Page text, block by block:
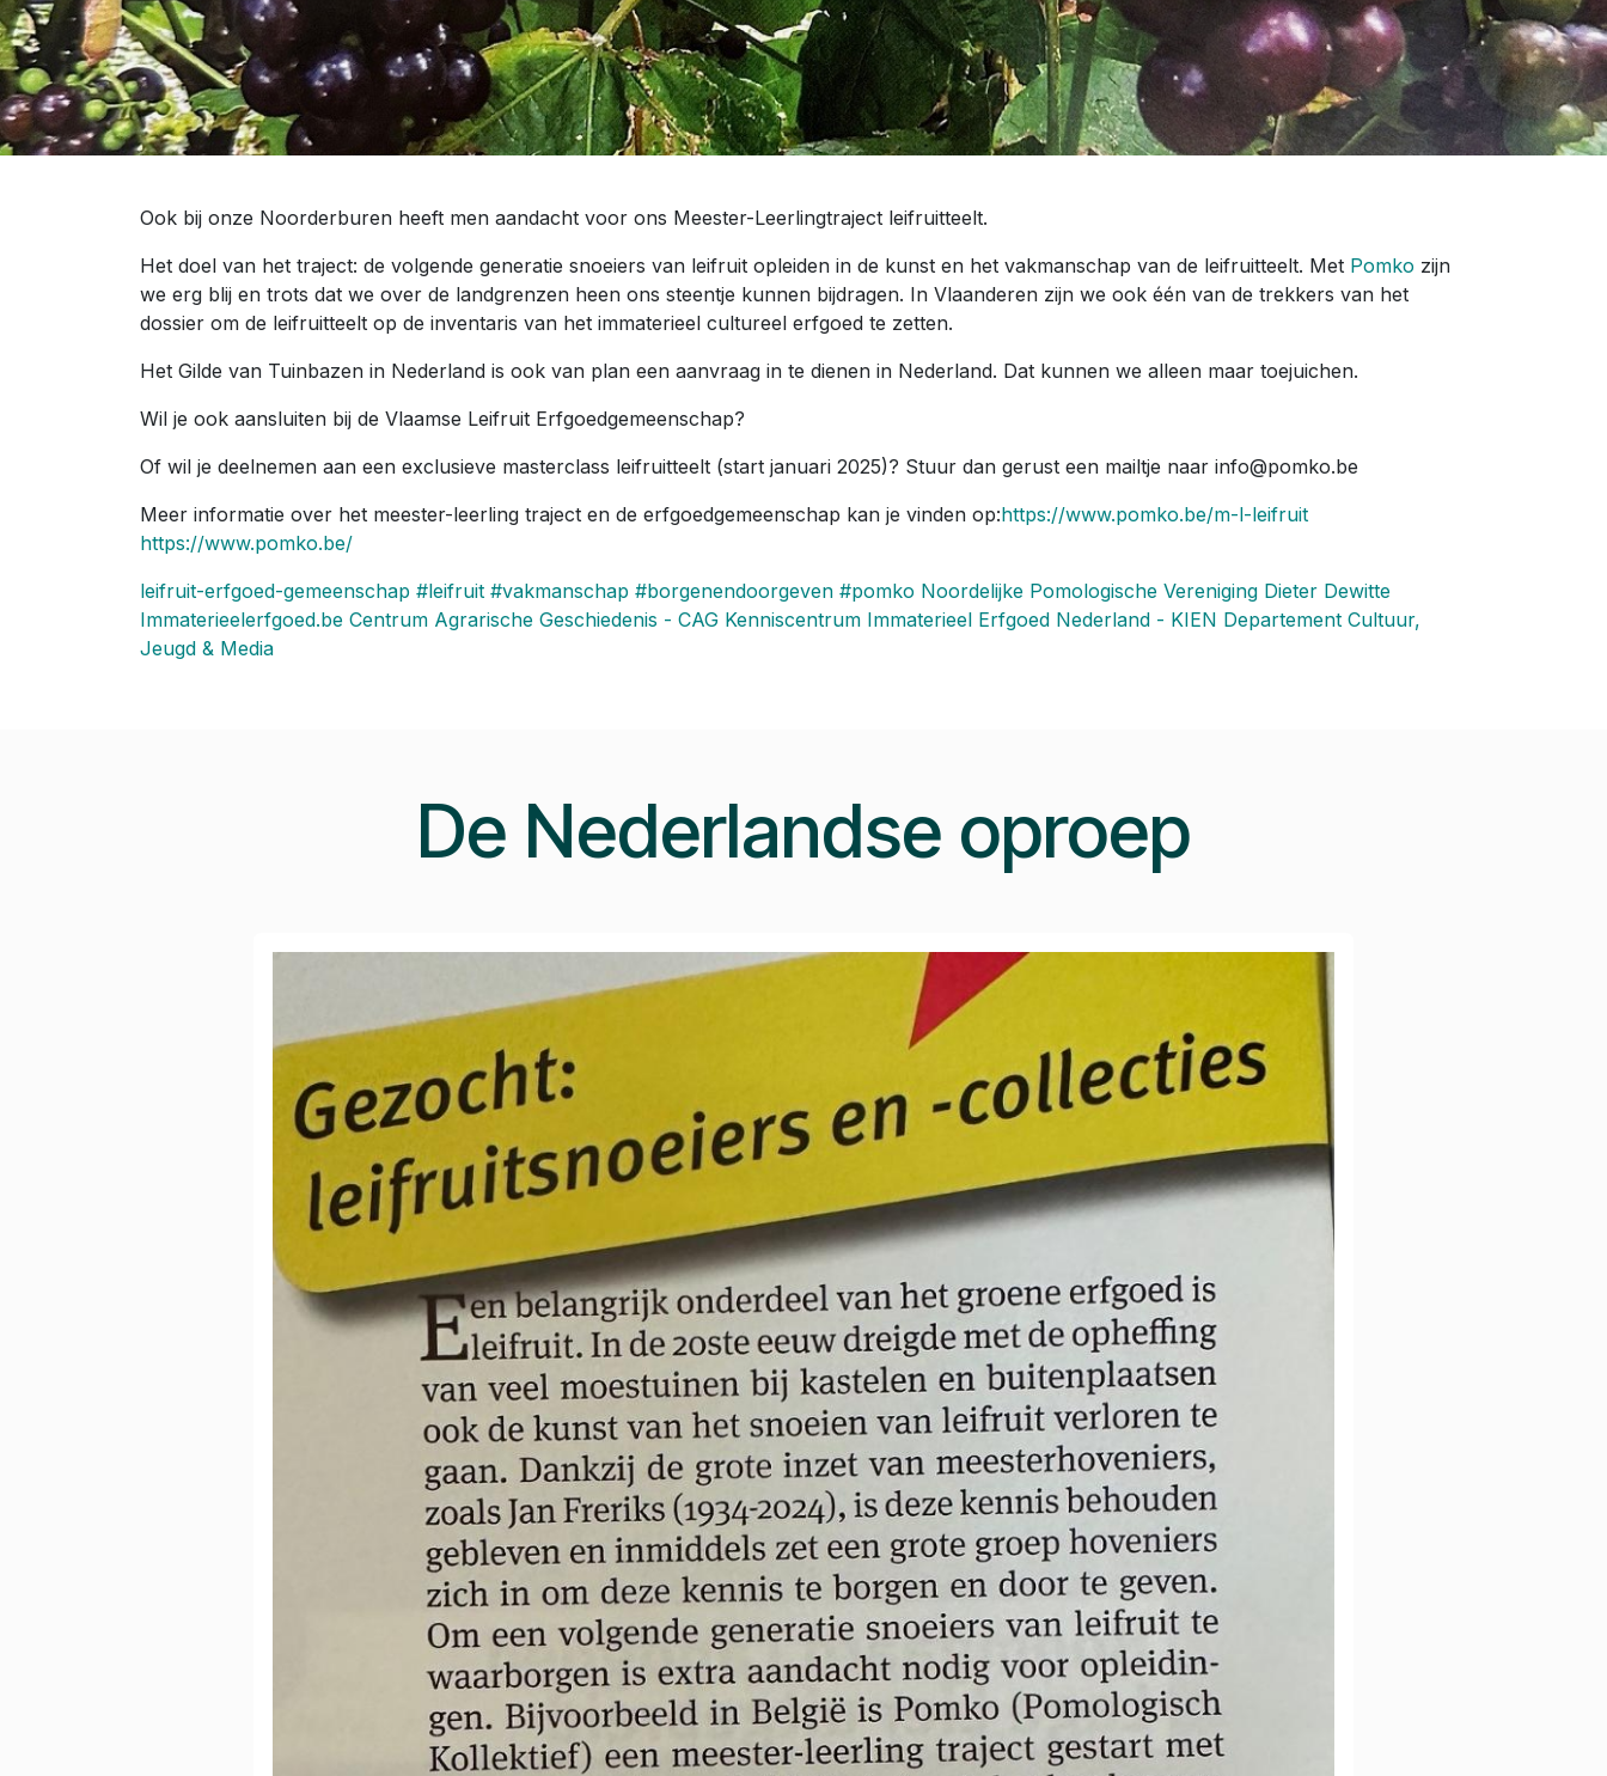
Ook bij onze Noorderburen heeft men aandacht voor ons Meester-Leerlingtraject leifruitteelt.
Het doel van het traject: de volgende generatie snoeiers van leifruit opleiden in de kunst en het vakmanschap van de leifruitteelt. Met Pomko zijn
we erg blij en trots dat we over de landgrenzen heen ons steentje kunnen bijdragen. In Vlaanderen zijn we ook één van de trekkers van het
dossier om de leifruitteelt op de inventaris van het immaterieel cultureel erfgoed te zetten.
Het Gilde van Tuinbazen in Nederland is ook van plan een aanvraag in te dienen in Nederland. Dat kunnen we alleen maar toejuichen.
Wil je ook aansluiten bij de Vlaamse Leifruit Erfgoedgemeenschap?
Of wil je deelnemen aan een exclusieve masterclass leifruitteelt (start januari 2025)? Stuur dan gerust een mailtje naar info@pomko.be
Meer informatie over het meester-leerling traject en de erfgoedgemeenschap kan je vinden op:https://www.pomko.be/m-l-leifruit
https://www.pomko.be/
leifruit-erfgoed-gemeenschap #leifruit #vakmanschap #borgenendoorgeven #pomko Noordelijke Pomologische Vereniging Dieter Dewitte
Immaterieelerfgoed.be Centrum Agrarische Geschiedenis - CAG Kenniscentrum Immaterieel Erfgoed Nederland - KIEN Departement Cultuur,
Jeugd & Media
De Nederlandse oproep